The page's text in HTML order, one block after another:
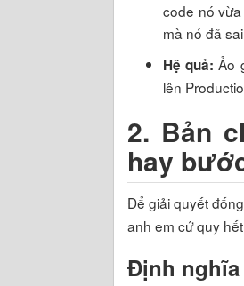
code nó
mà nó đã
Hệ quả: Ảo
lên
2. Bản
hay
Để giải quyết
anh em cứ quy
Định